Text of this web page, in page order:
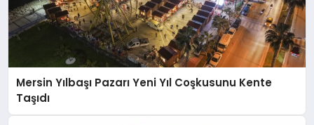
Mersin Yılbaşı Pazarı Yeni Yıl Coşkusunu Kente
Taşıdı